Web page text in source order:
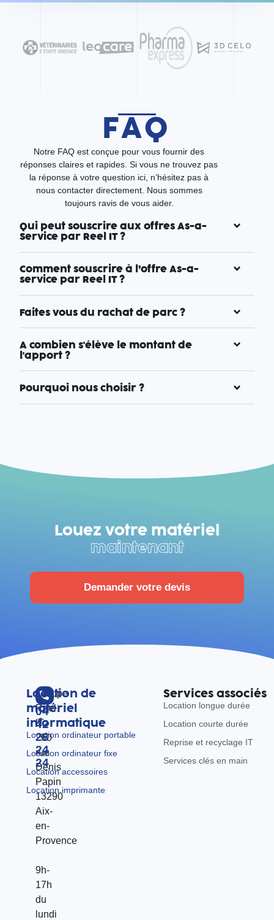
FAQ
Notre FAQ est conçue pour vous fournir des
réponses claires et rapides. Si vous ne trouvez pas
la réponse à votre question ici, n’hésitez pas à
nous contacter directement. Nous sommes
toujours ravis de vous aider.
Qui peut souscrire aux offres As-a-
Service par Reel IT ?
Comment souscrire à l’offre As-a-
service par Reel IT ?
Faites vous du rachat de parc ?
A combien s'élève le montant de
l'apport ?
Pourquoi nous choisir ?
Louez votre matériel
maintenant
Demander votre devis
Groupe
Reel
IT
260
rue
Denis
Papin
13290
Aix-
en-
Provence
9h-
17h
du
lundi
04
42
26
24
24
Location de
matériel
informatique
Location ordinateur portable
Location ordinateur fixe
Location accessoires
Location imprimante
Services associés
Location longue durée
Location courte durée
Reprise et recyclage IT
Services clés en main